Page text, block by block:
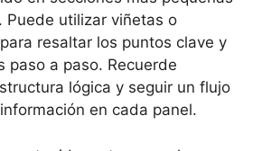
Puede utilizar viñetas o
resaltar los puntos clave y
paso a paso. Recuerde
lógica y seguir un flujo
en cada panel.